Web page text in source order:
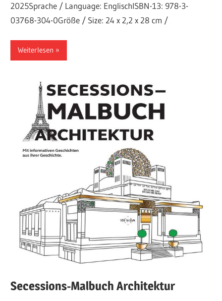
2025Sprache / Language: EnglischISBN-13: 978-3-
03768-304-0Größe / Size: 24 x 2,2 x 28 cm /
Weiterlesen
Secessions-Malbuch Architektur